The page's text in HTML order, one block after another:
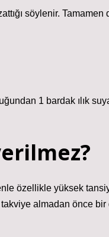
söylenir. Tamamen
1 bardak ılık suya
özellikle yüksek
takviye almadan önce bir